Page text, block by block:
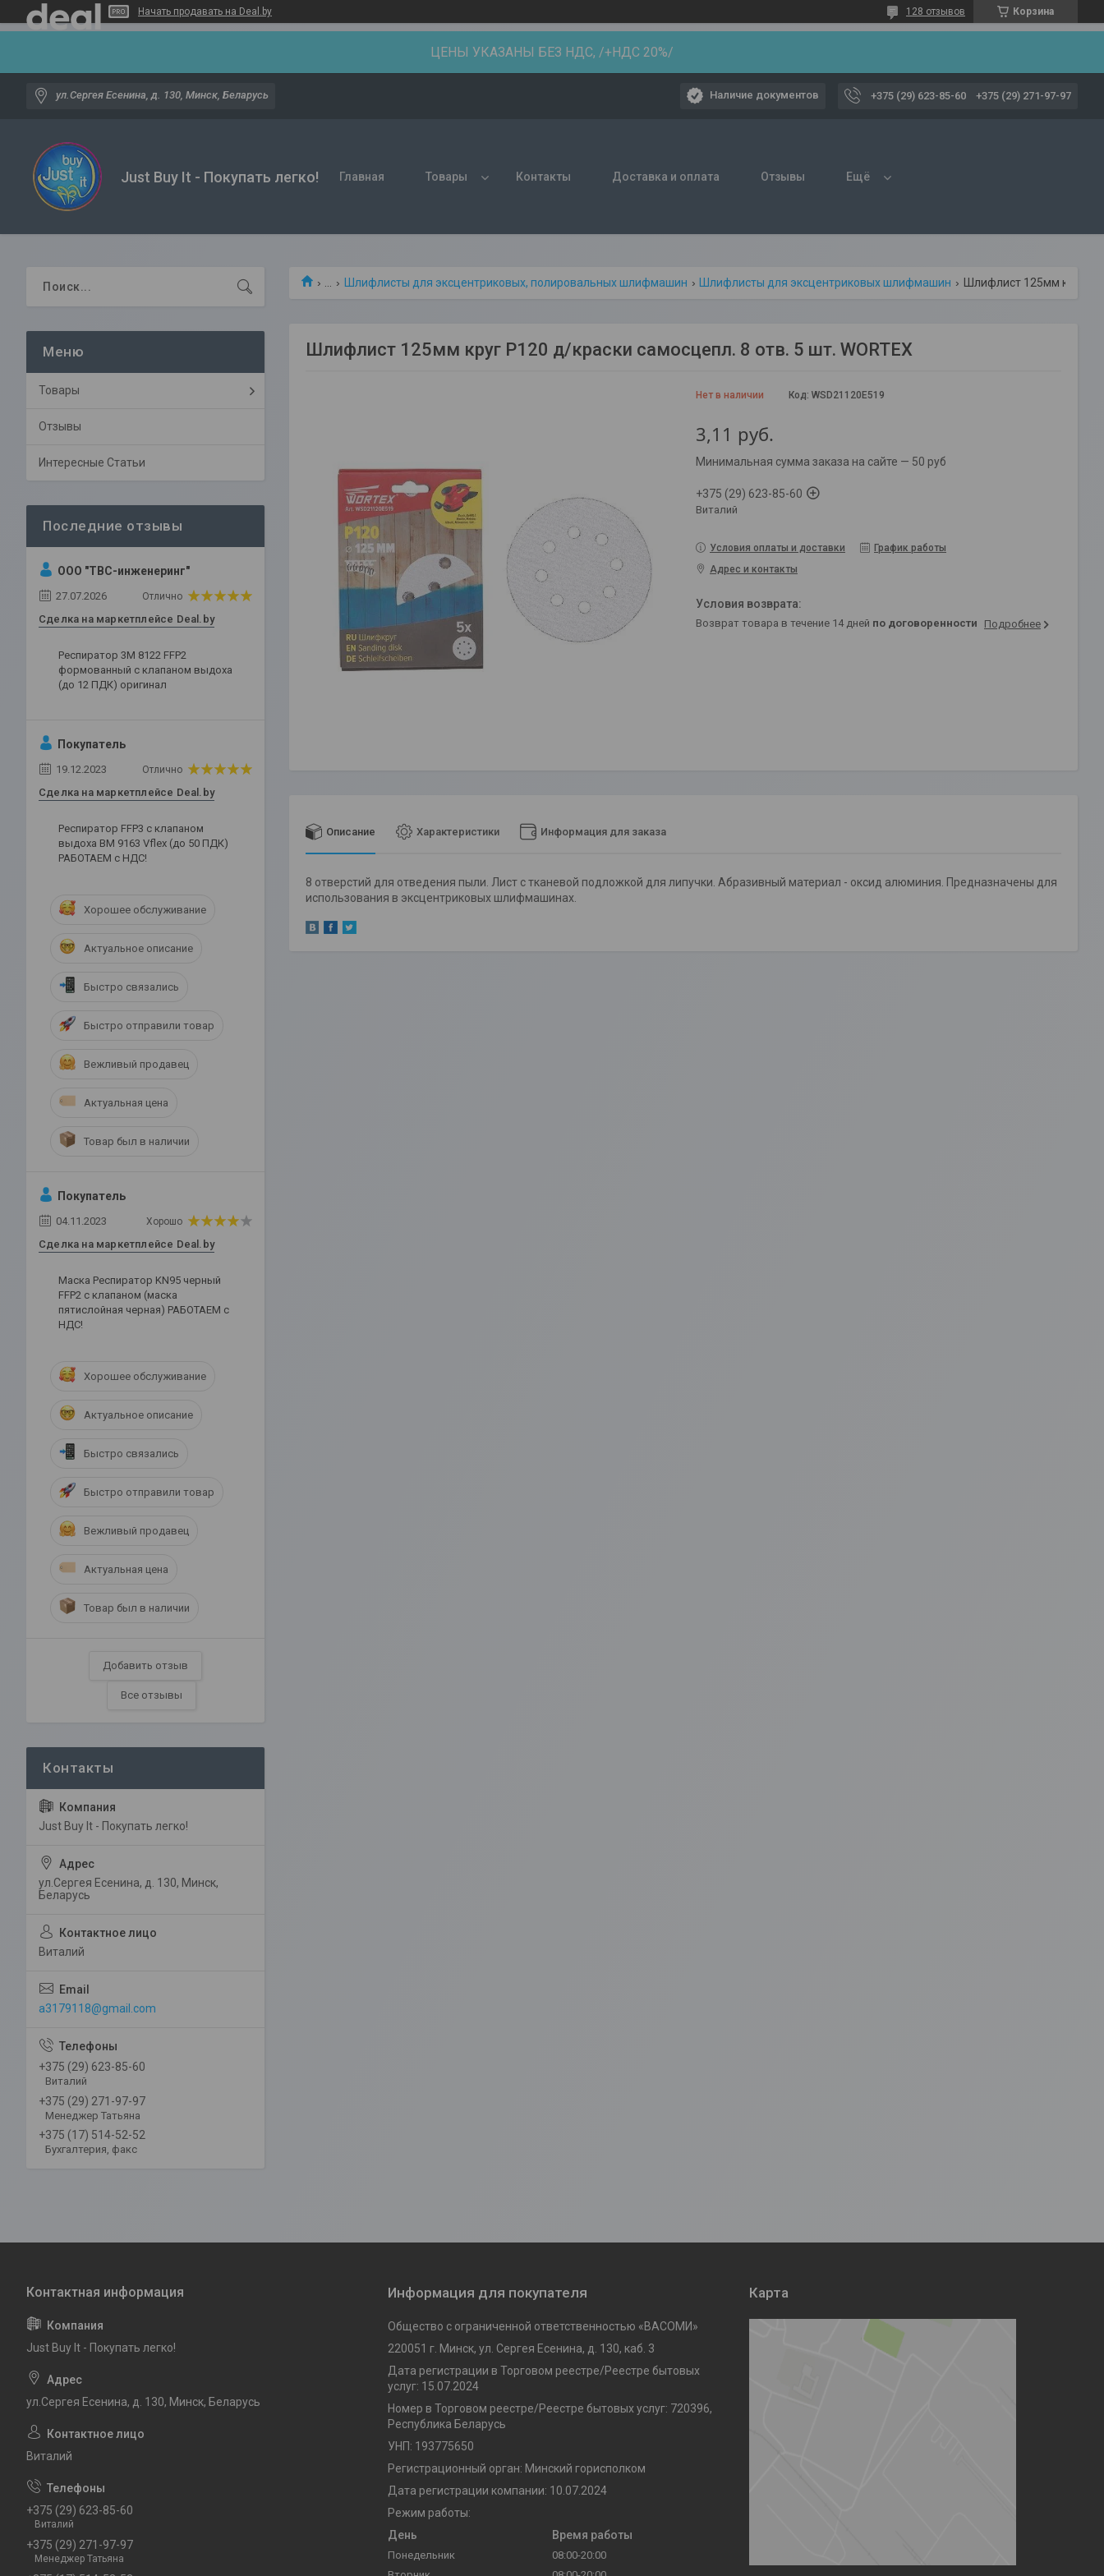
Начать продавать на Deal.by Корзина
128 отзывов
ЦЕНЫ УКАЗАНЫ БЕЗ НДС, /+НДС 20%/
ул.Сергея Есенина, д. 130, Минск, Беларусь Наличие документов +375 (29) 623-85-60 +375 (29) 271-97-97
Just Buy It - Покупать легко! Главная Товары Контакты Доставка и оплата Отзывы Ещё
Шлифлисты для эксцентриковых, полировальных шлифмашин Шлифлисты для эксцентриковых шлифмашин
Шлифлист 125мм круг Р120 д/краски самосцепл. 8 отв. 5 шт. WORTEX
Нет в наличии Код: WSD21120E519
3,11 руб.
Минимальная сумма заказа на сайте — 50 руб
+375 (29) 623-85-60
Виталий
Условия оплаты и доставки
График работы
Адрес и контакты
возврат товара в течение 14 дней по договоренности Подробнее
Описание Характеристики Информация для заказа
8 отверстий для отведения пыли. Лист с тканевой подложкой для липучки. Абразивный материал - оксид алюминия. Предназначены для
использования в эксцентриковых шлифмашинах.
Товары
Отзывы
Интересные Статьи
ООО "ТВС-инженеринг"
27.07.2026 Отлично
Сделка на маркетплейсе Deal.by
Респиратор 3М 8122 FFP2
формованный с клапаном выдоха
(до 12 ПДК) оригинал
Покупатель
19.12.2023 Отлично
Сделка на маркетплейсе Deal.by
Респиратор FFP3 c клапаном
выдоха ВМ 9163 Vflex (до 50 ПДК)
РАБОТАЕМ с НДС!
Хорошее обслуживание
Актуальное описание
Быстро связались
Быстро отправили товар
Вежливый продавец
Актуальная цена
Товар был в наличии
Покупатель
04.11.2023 Хорошо
Сделка на маркетплейсе Deal.by
Маска Респиратор KN95 черный
FFP2 с клапаном (маска
пятислойная черная) РАБОТАЕМ с
НДС!
Хорошее обслуживание
Актуальное описание
Быстро связались
Быстро отправили товар
Вежливый продавец
Актуальная цена
Товар был в наличии
Добавить отзыв
Все отзывы
Just Buy It - Покупать легко!
ул.Сергея Есенина, д. 130, Минск,
Беларусь
Виталий
a3179118@gmail.com
+375 (29) 623-85-60
Виталий
+375 (29) 271-97-97
Менеджер Татьяна
+375 (17) 514-52-52
Бухгалтерия, факс
Just Buy It - Покупать легко!
ул.Сергея Есенина, д. 130, Минск, Беларусь
Виталий
+375 (29) 623-85-60
Виталий
+375 (29) 271-97-97
Менеджер Татьяна
Информация для покупателя
Общество с ограниченной ответственностью «ВАСОМИ»
220051 г. Минск, ул. Сергея Есенина, д. 130, каб. 3
Дата регистрации в Торговом реестре/Реестре бытовых
услуг: 15.07.2024
Номер в Торговом реестре/Реестре бытовых услуг: 720396,
Республика Беларусь
УНП: 193775650
Регистрационный орган: Минский горисполком
Дата регистрации компании: 10.07.2024
Режим работы:
День
Время работы
Понедельник
08:00-20:00
Карта